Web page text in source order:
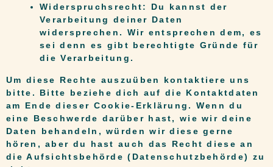
Widerspruchsrecht: Du kannst der
Verarbeitung deiner Daten
widersprechen. Wir entsprechen dem, es
sei denn es gibt berechtigte Gründe für
die Verarbeitung.
Um diese Rechte auszuüben kontaktiere uns
bitte. Bitte beziehe dich auf die Kontaktdaten
am Ende dieser Cookie-Erklärung. Wenn du
eine Beschwerde darüber hast, wie wir deine
Daten behandeln, würden wir diese gerne
hören, aber du hast auch das Recht diese an
die Aufsichtsbehörde (Datenschutzbehörde) zu